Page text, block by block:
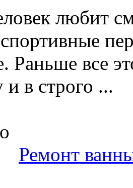
любит
Раньше все
и в строго ...
Ремонт